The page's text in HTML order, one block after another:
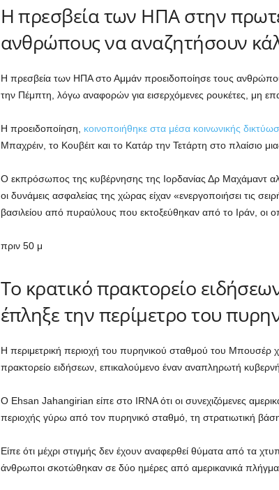
Η πρεσβεία των ΗΠΑ στην
ανθρώπους να αναζητήσουν
Η πρεσβεία των ΗΠΑ στο Αμμάν προειδοποίησε τους
την Πέμπτη, λόγω αναφορών για εισερχόμενες ρουκέτες, μη
Η προειδοποίηση, κοινοποιήθηκε στα μέσα κοινωνικής
Μπαχρέιν, το Κουβέιτ και το Κατάρ την Τετάρτη στο πλαίσιο
Ο εκπρόσωπος της κυβέρνησης της Ιορδανίας Δρ Μαχάμαντ
οι δυνάμεις ασφαλείας της χώρας είχαν «ενεργοποιήσει τις
βασιλείου από πυραύλους που εκτοξεύθηκαν από το Ιράν, οι
πριν 50 μ
Το κρατικό πρακτορείο
έπληξε την περίμετρο του
Η περιμετρική περιοχή του πυρηνικού σταθμού του
πρακτορείο ειδήσεων, επικαλούμενο έναν αναπληρωτή
Ο Ehsan Jahangirian είπε στο IRNA ότι οι συνεχιζόμενες
περιοχής γύρω από τον πυρηνικό σταθμό, τη στρατιωτική
Είπε ότι μέχρι στιγμής δεν έχουν αναφερθεί θύματα από τα
άνθρωποι σκοτώθηκαν σε δύο ημέρες από αμερικανικά